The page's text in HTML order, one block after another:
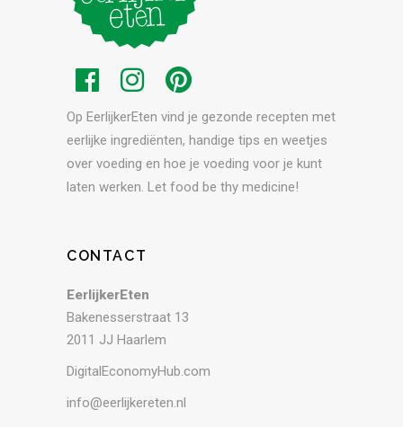
Op EerlijkerEten vind je gezonde recepten met
eerlijke ingrediënten, handige tips en weetjes
over voeding en hoe je voeding voor je kunt
laten werken. Let food be thy medicine!
CONTACT
EerlijkerEten
Bakenesserstraat 13
2011 JJ Haarlem
DigitalEconomyHub.com
info@eerlijkereten.nl